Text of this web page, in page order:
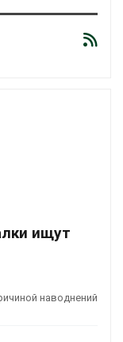
ищут
наводнений